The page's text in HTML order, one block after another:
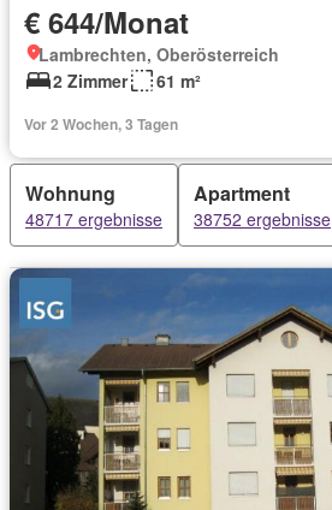
€ 644/Monat
Lambrechten, Oberösterreich
2 Zimmer
61 m²
Vor 2 Wochen, 3 Tagen
Wohnung
48717 ergebnisse
Apartment
38752 ergebnisse